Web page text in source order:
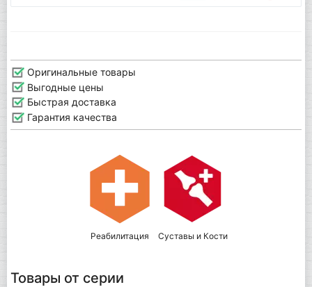
Оригинальные товары
Выгодные цены
Быстрая доставка
Гарантия качества
Реабилитация Суставы и Кости
Товары от серии